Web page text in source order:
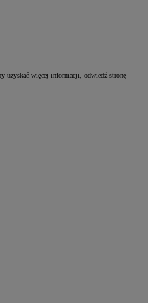
uzyskać więcej informacji, odwiedź stronę